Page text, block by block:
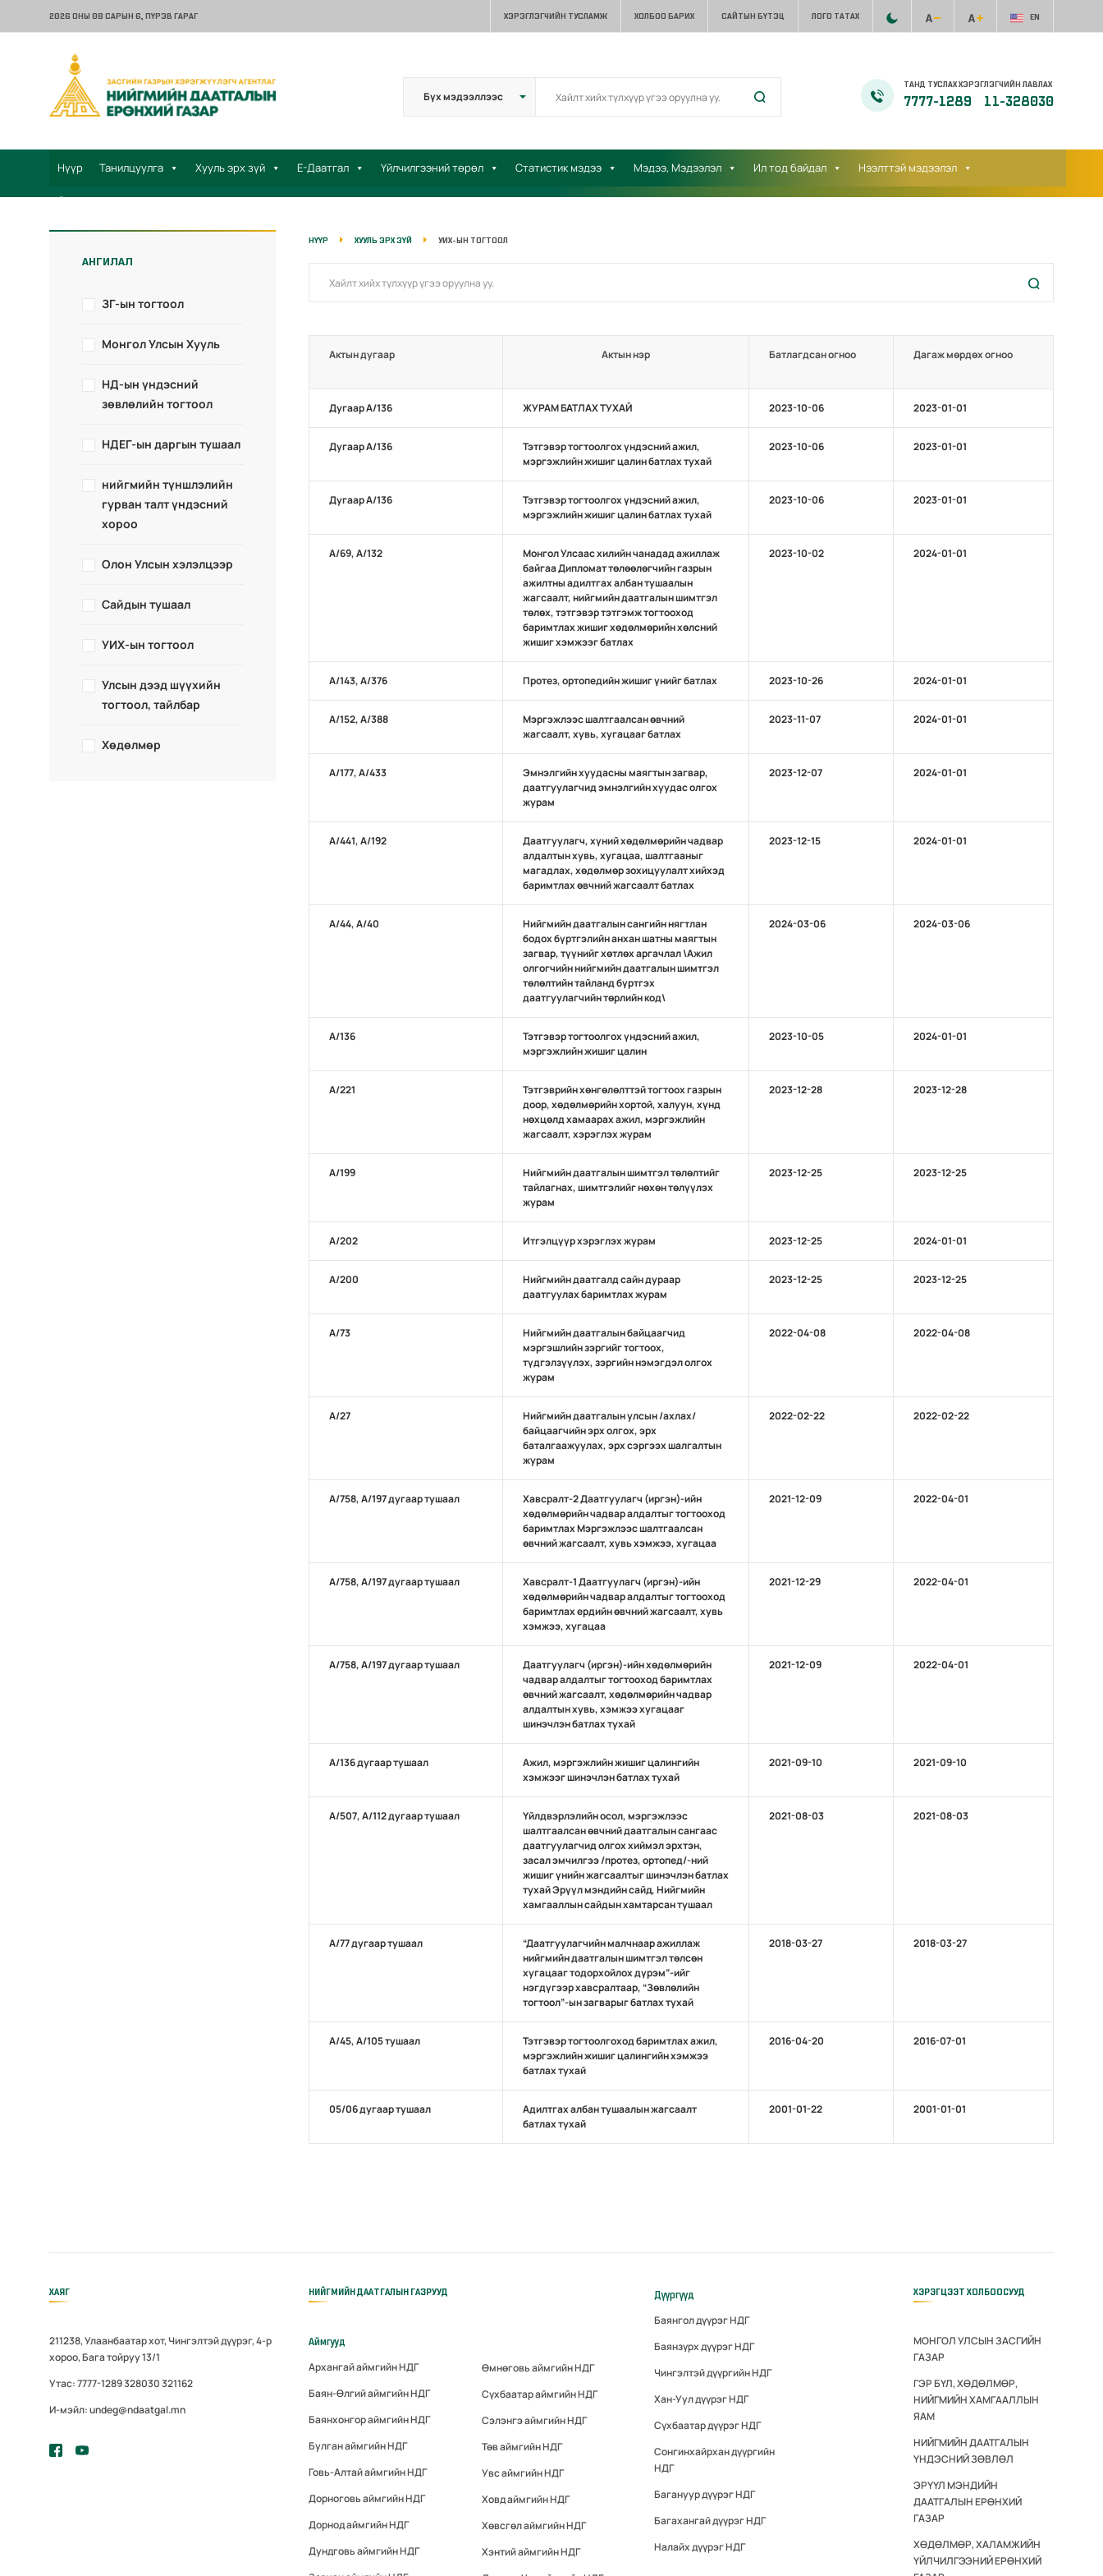
2026 ОНЫ 08 САРЫН 6, ПҮРЭВ ГАРАГ ХЭРЭГЛЭГЧИЙН ТУСЛАМЖ ХОЛБОО БАРИХ САЙТЫН БҮТЭЦ ЛОГО ТАТАХ EN
ТАНД ТУСЛАХ ХЭРЭГЛЭГЧИЙН ЛАВЛАХ
7777-1289 11-328030
Нүүр Танилцуулга Хууль эрх зүй Е-Даатгал Үйлчилгээний төрөл Статистик мэдээ Мэдээ, Мэдээлэл Ил тод байдал Нээлттэй мэдээлэл
Санал хүсэлт
АНГИЛАЛ
ЗГ-ын тогтоол
Монгол Улсын Хууль
НД-ын үндэсний
зөвлөлийн тогтоол
НДЕГ-ын даргын тушаал
нийгмийн түншлэлийн
гурван талт үндэсний
хороо
Олон Улсын хэлэлцээр
Сайдын тушаал
УИХ-ын тогтоол
Улсын дээд шүүхийн
тогтоол, тайлбар
Хөдөлмөр
НҮҮР ХУУЛЬ ЭРХ ЗҮЙ УИХ-ЫН ТОГТООЛ
Актын дугаар Актын нэр Батлагдсан огноо Дагаж мөрдөх огноо
Дугаар А/136 ЖУРАМ БАТЛАХ ТУХАЙ 2023-10-06 2023-01-01
Дугаар А/136
Тэтгэвэр тогтоолгох үндэсний ажил,
мэргэжлийн жишиг цалин батлах тухай
2023-10-06 2023-01-01
Дугаар А/136
Тэтгэвэр тогтоолгох үндэсний ажил,
мэргэжлийн жишиг цалин батлах тухай
2023-10-06 2023-01-01
А/69, А/132
Монгол Улсаас хилийн чанадад ажиллаж
байгаа Дипломат төлөөлөгчийн газрын
ажилтны адилтгах албан тушаалын
жагсаалт, нийгмийн даатгалын шимтгэл
төлөх, тэтгэвэр тэтгэмж тогтооход
баримтлах жишиг хөдөлмөрийн хөлсний
жишиг хэмжээг батлах
2023-10-02 2024-01-01
А/143, А/376 Протез, ортопедийн жишиг үнийг батлах 2023-10-26 2024-01-01
А/152, А/388
Мэргэжлээс шалтгаалсан өвчний
жагсаалт, хувь, хугацааг батлах
2023-11-07 2024-01-01
А/177, А/433
Эмнэлгийн хуудасны маягтын загвар,
даатгуулагчид эмнэлгийн хуудас олгох
журам
2023-12-07 2024-01-01
А/441, А/192
Даатгуулагч, хүний хөдөлмөрийн чадвар
алдалтын хувь, хугацаа, шалтгааныг
магадлах, хөдөлмөр зохицуулалт хийхэд
баримтлах өвчний жагсаалт батлах
2023-12-15 2024-01-01
А/44, А/40
Нийгмийн даатгалын сангийн нягтлан
бодох бүртгэлийн анхан шатны маягтын
загвар, түүнийг хөтлөх аргачлал \Ажил
олгогчийн нийгмийн даатгалын шимтгэл
төлөлтийн тайланд бүртгэх
даатгуулагчийн төрлийн код\
2024-03-06 2024-03-06
А/136
Тэтгэвэр тогтоолгох үндэсний ажил,
мэргэжлийн жишиг цалин
2023-10-05 2024-01-01
А/221
Тэтгэврийн хөнгөлөлттэй тогтоох газрын
доор, хөдөлмөрийн хортой, халуун, хүнд
нөхцөлд хамаарах ажил, мэргэжлийн
жагсаалт, хэрэглэх журам
2023-12-28 2023-12-28
А/199
Нийгмийн даатгалын шимтгэл төлөлтийг
тайлагнах, шимтгэлийг нөхөн төлүүлэх
журам
2023-12-25 2023-12-25
А/202 Итгэлцүүр хэрэглэх журам 2023-12-25 2024-01-01
А/200
Нийгмийн даатгалд сайн дураар
даатгуулах баримтлах журам
2023-12-25 2023-12-25
А/73
Нийгмийн даатгалын байцаагчид
мэргэшлийн зэргийг тогтоох,
түдгэлзүүлэх, зэргийн нэмэгдэл олгох
журам
2022-04-08 2022-04-08
А/27
Нийгмийн даатгалын улсын /ахлах/
байцаагчийн эрх олгох, эрх
баталгаажуулах, эрх сэргээх шалгалтын
журам
2022-02-22 2022-02-22
А/758, А/197 дугаар тушаал
Хавсралт-2 Даатгуулагч (иргэн)-ийн
хөдөлмөрийн чадвар алдалтыг тогтооход
баримтлах Мэргэжлээс шалтгаалсан
өвчний жагсаалт, хувь хэмжээ, хугацаа
2021-12-09 2022-04-01
А/758, А/197 дугаар тушаал
Хавсралт-1 Даатгуулагч (иргэн)-ийн
хөдөлмөрийн чадвар алдалтыг тогтооход
баримтлах ердийн өвчний жагсаалт, хувь
хэмжээ, хугацаа
2021-12-29 2022-04-01
А/758, А/197 дугаар тушаал
Даатгуулагч (иргэн)-ийн хөдөлмөрийн
чадвар алдалтыг тогтооход баримтлах
өвчний жагсаалт, хөдөлмөрийн чадвар
алдалтын хувь, хэмжээ хугацааг
шинэчлэн батлах тухай
2021-12-09 2022-04-01
А/136 дугаар тушаал
Ажил, мэргэжлийн жишиг цалингийн
хэмжээг шинэчлэн батлах тухай
2021-09-10 2021-09-10
А/507, А/112 дугаар тушаал
Үйлдвэрлэлийн осол, мэргэжлээс
шалтгаалсан өвчний даатгалын сангаас
даатгуулагчид олгох хиймэл эрхтэн,
засал эмчилгээ /протез, ортопед/-ний
жишиг үнийн жагсаалтыг шинэчлэн батлах
тухай Эрүүл мэндийн сайд, Нийгмийн
хамгааллын сайдын хамтарсан тушаал
2021-08-03 2021-08-03
А/77 дугаар тушаал
“Даатгуулагчийн малчнаар ажиллаж
нийгмийн даатгалын шимтгэл төлсөн
хугацааг тодорхойлох дүрэм”-ийг
нэгдүгээр хавсралтаар, “Зөвлөлийн
тогтоол”-ын загварыг батлах тухай
2018-03-27 2018-03-27
А/45, А/105 тушаал
Тэтгэвэр тогтоолгоход баримтлах ажил,
мэргэжлийн жишиг цалингийн хэмжээ
батлах тухай
2016-04-20 2016-07-01
05/06 дугаар тушаал
Адилтгах албан тушаалын жагсаалт
батлах тухай
2001-01-22 2001-01-01
ХАЯГ
211238, Улаанбаатар хот, Чингэлтэй дүүрэг, 4-р
хороо, Бага тойруу 13/1
Утас: 7777-1289 328030 321162
И-мэйл: undeg@ndaatgal.mn
НИЙГМИЙН ДААТГАЛЫН ГАЗРУУД
Аймгууд
Архангай аймгийн НДГ
Баян-Өлгий аймгийн НДГ
Баянхонгор аймгийн НДГ
Булган аймгийн НДГ
Говь-Алтай аймгийн НДГ
Дорноговь аймгийн НДГ
Дорнод аймгийн НДГ
Дундговь аймгийн НДГ
Өмнөговь аймгийн НДГ
Сүхбаатар аймгийн НДГ
Сэлэнгэ аймгийн НДГ
Төв аймгийн НДГ
Увс аймгийн НДГ
Ховд аймгийн НДГ
Хөвсгөл аймгийн НДГ
Хэнтий аймгийн НДГ
Дүүргүүд
Баянгол дүүрэг НДГ
Баянзүрх дүүрэг НДГ
Чингэлтэй дүүргийн НДГ
Хан-Уул дүүрэг НДГ
Сүхбаатар дүүрэг НДГ
Сонгинхайрхан дүүргийн
НДГ
Багануур дүүрэг НДГ
Багахангай дүүрэг НДГ
Налайх дүүрэг НДГ
ХЭРЭГЦЭЭТ ХОЛБООСУУД
МОНГОЛ УЛСЫН ЗАСГИЙН
ГАЗАР
ГЭР БҮЛ, ХӨДӨЛМӨР,
НИЙГМИЙН ХАМГААЛЛЫН
ЯАМ
НИЙГМИЙН ДААТГАЛЫН
ҮНДЭСНИЙ ЗӨВЛӨЛ
ЭРҮҮЛ МЭНДИЙН
ДААТГАЛЫН ЕРӨНХИЙ
ГАЗАР
ХӨДӨЛМӨР, ХАЛАМЖИЙН
ҮЙЛЧИЛГЭЭНИЙ ЕРӨНХИЙ